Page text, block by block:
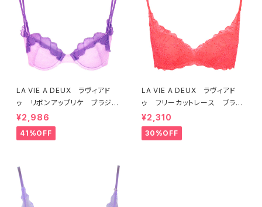
LA VIE A DEUX ラヴィアド
ゥ リボンアップリケ ブラジャ
ー（ラベンダー） 22293 SA
LE セール 送料無料
¥2,986
41%OFF
LA VIE A DEUX ラヴィアド
ゥ フリーカットレース ブラレ
ット ソフトブラ（トマトレッド）2
2457 SALE 送料無料
¥2,310
30%OFF